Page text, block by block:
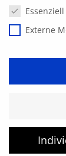
Von
Essenziell
Externe